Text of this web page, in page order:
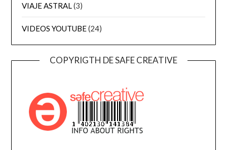
VIAJE ASTRAL(3)
VIDEOS YOUTUBE(24)
COPYRIGTH DE SAFE CREATIVE